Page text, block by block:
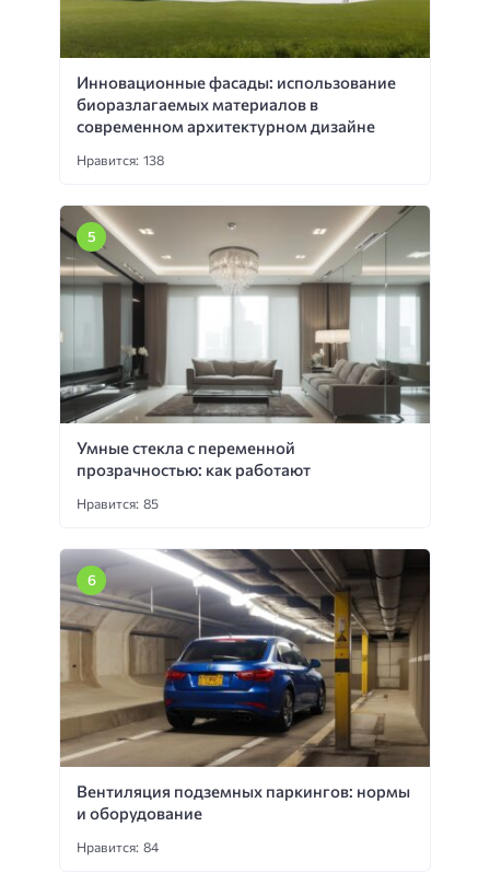
Инновационные фасады: использование
биоразлагаемых материалов в
современном архитектурном дизайне
Нравится: 138
Умные стекла с переменной
прозрачностью: как работают
Нравится: 85
Вентиляция подземных паркингов: нормы
и оборудование
Нравится: 84